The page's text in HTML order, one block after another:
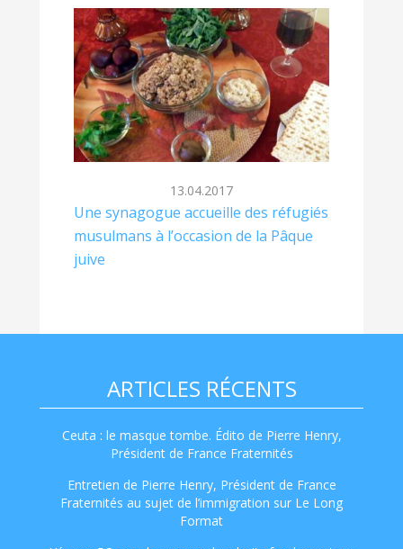
13.04.2017
Une synagogue accueille des réfugiés
musulmans à l’occasion de la Pâque
juive
ARTICLES RÉCENTS
Ceuta : le masque tombe. Édito de Pierre Henry,
Président de France Fraternités
Entretien de Pierre Henry, Président de France
Fraternités au sujet de l’immigration sur Le Long
Format